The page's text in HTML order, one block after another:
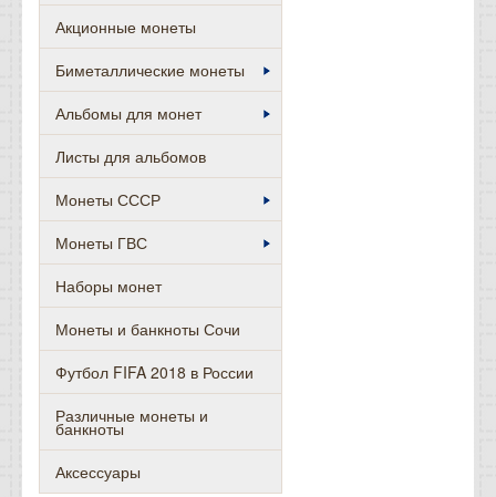
Акционные монеты
Биметаллические монеты
Альбомы для монет
Листы для альбомов
Монеты СССР
Монеты ГВС
Наборы монет
Монеты и банкноты Сочи
Футбол FIFA 2018 в России
Различные монеты и
банкноты
Аксессуары